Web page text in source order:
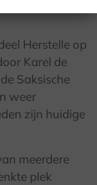
Herstelle op
Karel de
Saksische
weer
zijn huidige
meerdere
plek